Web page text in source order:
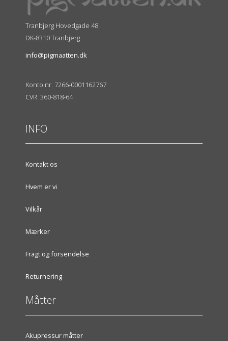
Tranbjerg Hovedgade 48
DK-8310 Tranbjerg
info@pigmaatten.dk
Konto nr. 7266-0001162767
CVR: 360-818-64
INFO
Kontakt os
Hvem er vi
Vilkår
Mærker
Fragt og forsendelse
Returnering
Måtter
Akupressur måtter